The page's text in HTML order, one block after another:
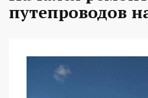
путепроводов